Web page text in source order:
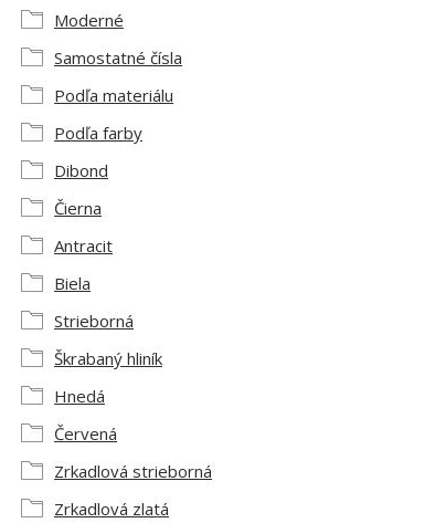
Moderné
Samostatné čísla
Podľa materiálu
Podľa farby
Dibond
Čierna
Antracit
Biela
Strieborná
Škrabaný hliník
Hnedá
Červená
Zrkadlová strieborná
Zrkadlová zlatá